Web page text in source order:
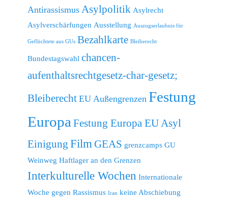
Antirassismus Asylpolitik Asylrecht
Asylverschärfungen Ausstellung Auszugserlaubnis für
Geflüchtete aus GUs Bezahlkarte Bleiberecht
Bundestagswahl chancen-
aufenthaltsrechtgesetz-char-gesetz;
Bleiberecht EU Außengrenzen Festung
Europa Festung Europa EU Asyl
Einigung Film GEAS grenzcamps GU
Weinweg Haftlager an den Grenzen
Interkulturelle Wochen Internationale
Woche gegen Rassismus Iran keine Abschiebung